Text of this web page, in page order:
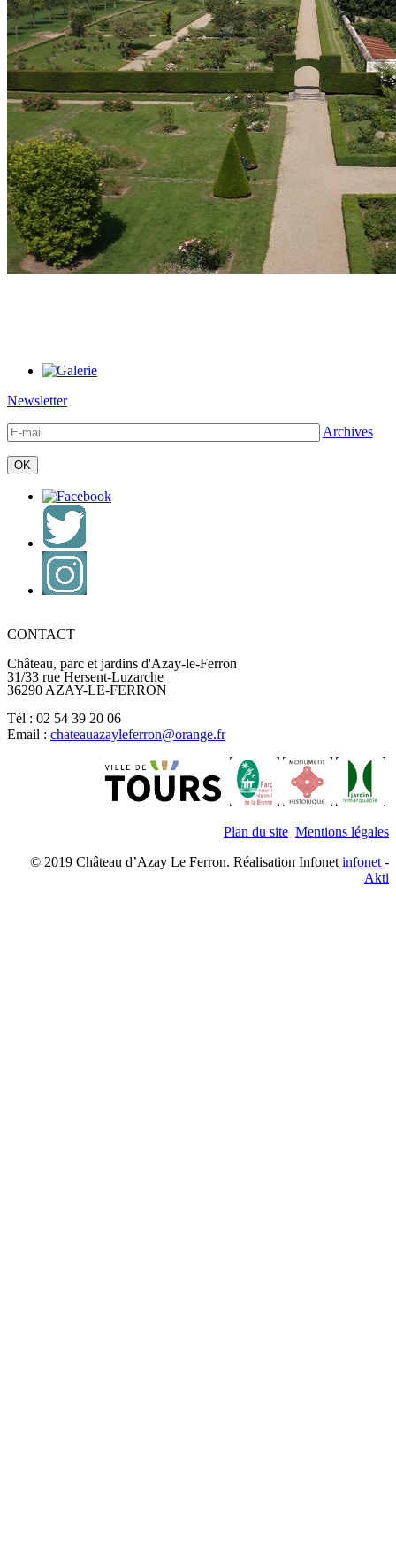
Newsletter
Archives
CONTACT
Château, parc et jardins d'Azay-le-Ferron
31/33 rue Hersent-Luzarche
36290 AZAY-LE-FERRON
Tél : 02 54 39 20 06
Email : chateauazayleferron@orange.fr
Plan du site Mentions légales
© 2019 Château d’Azay Le Ferron. Réalisation Infonet infonet -
Akti